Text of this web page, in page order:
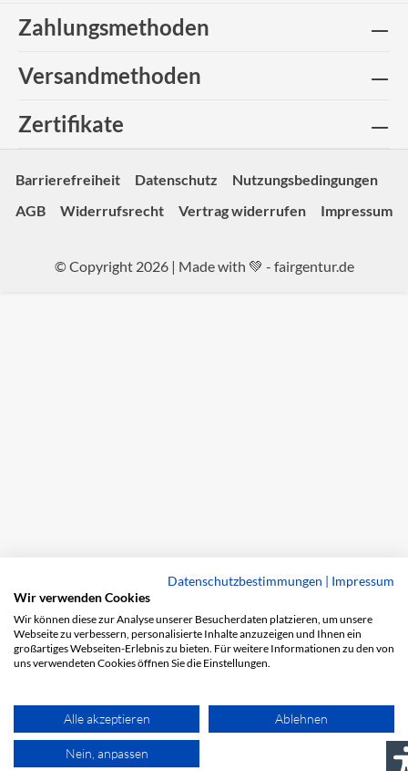
Zahlungsmethoden
Versandmethoden
Zertifikate
Barrierefreiheit Datenschutz
Nutzungsbedingungen
AGB
Widerrufsrecht Vertrag widerrufen Impressum
© Copyright 2026 | Made with 💚 - fairgentur.de
Datenschutzbestimmungen | Impressum
Wir verwenden Cookies
Wir können diese zur Analyse unserer Besucherdaten platzieren, um unsere
Webseite zu verbessern, personalisierte Inhalte anzuzeigen und Ihnen ein
großartiges Webseiten-Erlebnis zu bieten. Für weitere Informationen zu den von
uns verwendeten Cookies öffnen Sie die Einstellungen.
Alle akzeptieren Ablehnen
Nein, anpassen